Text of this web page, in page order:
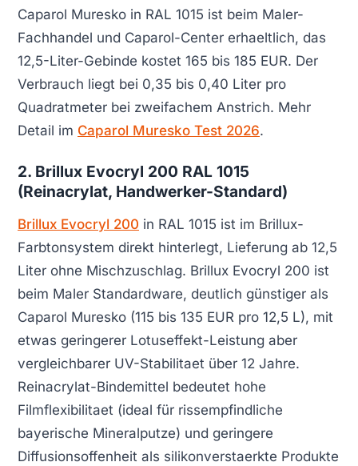
Caparol Muresko in RAL 1015 ist beim Maler-
Fachhandel und Caparol-Center erhaeltlich, das
12,5-Liter-Gebinde kostet 165 bis 185 EUR. Der
Verbrauch liegt bei 0,35 bis 0,40 Liter pro
Quadratmeter bei zweifachem Anstrich. Mehr
Detail im Caparol Muresko Test 2026.
2. Brillux Evocryl 200 RAL 1015
(Reinacrylat, Handwerker-Standard)
Brillux Evocryl 200 in RAL 1015 ist im Brillux-
Farbtonsystem direkt hinterlegt, Lieferung ab 12,5
Liter ohne Mischzuschlag. Brillux Evocryl 200 ist
beim Maler Standardware, deutlich günstiger als
Caparol Muresko (115 bis 135 EUR pro 12,5 L), mit
etwas geringerer Lotuseffekt-Leistung aber
vergleichbarer UV-Stabilitaet über 12 Jahre.
Reinacrylat-Bindemittel bedeutet hohe
Filmflexibilitaet (ideal für rissempfindliche
bayerische Mineralputze) und geringere
Diffusionsoffenheit als silikonverstaerkte Produkte